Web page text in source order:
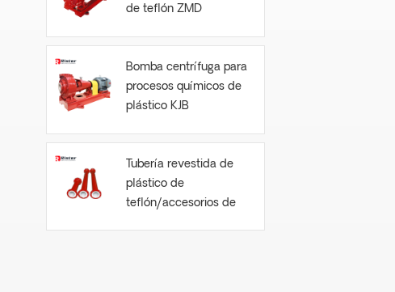
de teflón ZMD
Bomba centrífuga para
procesos químicos de
plástico KJB
Tubería revestida de
plástico de
teflón/accesorios de